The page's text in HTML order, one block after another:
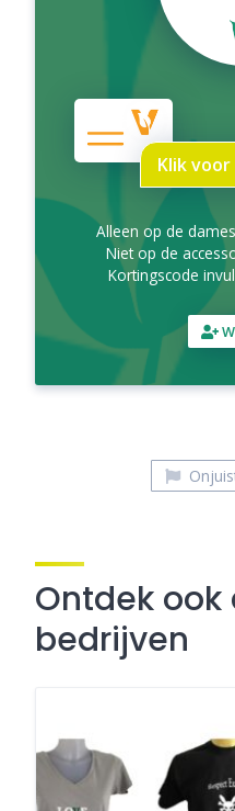
Klik
Alleen op de
Niet op de
Kortingscode
Ontdek ook
bedrijven